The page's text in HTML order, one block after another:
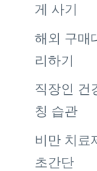
게 사기
해외 구매
리하기
직장인 건
칭 습관
비만 치료
초간단